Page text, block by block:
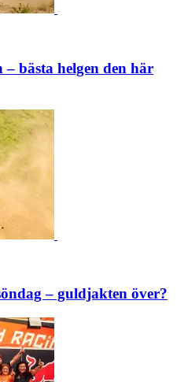
bästa helgen den här
– guldjakten över?